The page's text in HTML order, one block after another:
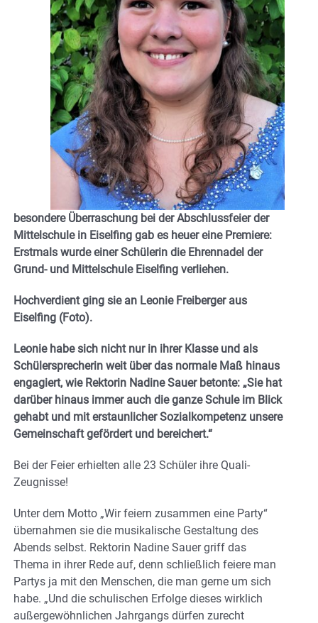
besondere Überraschung bei der Abschlussfeier der
Mittelschule in Eiselfing gab es heuer eine Premiere:
Erstmals wurde einer Schülerin die Ehrennadel der
Grund- und Mittelschule Eiselfing verliehen.
Hochverdient ging sie an Leonie Freiberger aus
Eiselfing (Foto).
Leonie habe sich nicht nur in ihrer Klasse und als
Schülersprecherin weit über das normale Maß hinaus
engagiert, wie Rektorin Nadine Sauer betonte: „Sie hat
darüber hinaus immer auch die ganze Schule im Blick
gehabt und mit erstaunlicher Sozialkompetenz unsere
Gemeinschaft gefördert und bereichert.“
Bei der Feier erhielten alle 23 Schüler ihre Quali-
Zeugnisse!
Unter dem Motto „Wir feiern zusammen eine Party“
übernahmen sie die musikalische Gestaltung des
Abends selbst. Rektorin Nadine Sauer griff das
Thema in ihrer Rede auf, denn schließlich feiere man
Partys ja mit den Menschen, die man gerne um sich
habe. „Und die schulischen Erfolge dieses wirklich
außergewöhnlichen Jahrgangs dürfen zurecht